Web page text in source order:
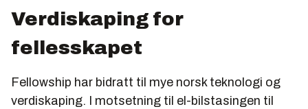
Verdiskaping for
fellesskapet
Fellowship har bidratt til mye norsk teknologi og
verdiskaping. I motsetning til el-bilstasingen til